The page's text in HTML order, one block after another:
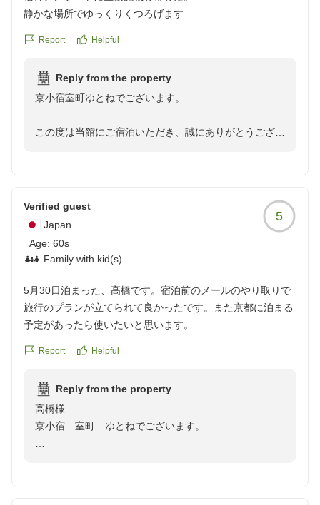
またのお越しを心よりお待ち申し上げております。【京
静かな場所でゆっくりくつろげます
Report Helpful
Reply from the property
京小宿室町ゆとねでございます。
この度は当館にご宿泊いただき、誠にありがとうござい
当館の落ち着いた雰囲気につきまして温かいお言葉をい
当館は駅から徒歩約6分と観光地へのアクセスに便利な
ため、静かにお過ごしいただけたのではないかと存じま
す。
ご滞在中、ごゆっくりお寛ぎいただけたご様子に、私ど
さいませ。
改めまして、この度は誠にありがとうございました。
再びお目にかかれます日を、スタッフ一同心よりお待ち
Verified guest
Japan
Age: 60s
Family with kid(s)
5
5月30日泊まった、高橋です。宿泊前のメールのやり取りで
旅行のプランが立てられて良かったです。また京都に泊まる
予定があったら使いたいと思います。
Report Helpful
Reply from the property
高橋様
京小宿 室町 ゆとねでございます。